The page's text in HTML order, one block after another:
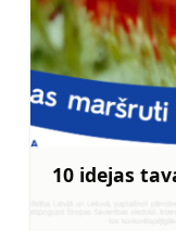
10 idejas